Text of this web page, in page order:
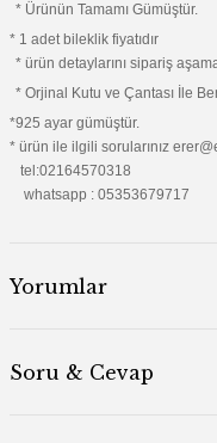
* Ürünün Tamamı Gümüştür.
* 1 adet bileklik fiyatıdır
* ürün detaylarını sipariş
* Orjinal Kutu ve Çantası İle
*925 ayar gümüştür.
* ürün ile ilgili sorularınız
tel:02164570318
whatsapp : 05353679717
Yorumlar
Soru & Cevap